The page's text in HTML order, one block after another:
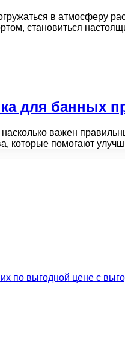
в атмосферу
становиться
для банных
важен
которые помогают
по выгодной цене с